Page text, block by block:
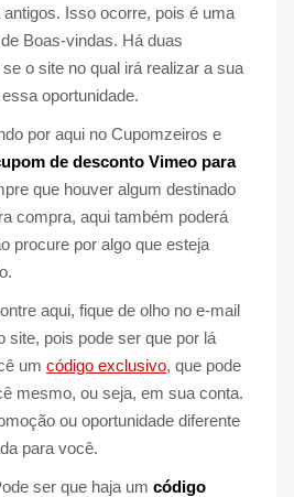
antigos. Isso ocorre, pois é uma
Boas-vindas. Há duas
o site no qual irá realizar a sua
oportunidade.
por aqui no Cupomzeiros e
de desconto Vimeo para
que houver algum destinado
compra, aqui também poderá
procure por algo que esteja
aqui, fique de olho no e-mail
site, pois pode ser que por lá
um código exclusivo, que pode
mesmo, ou seja, em sua conta.
ou oportunidade diferente
para você.
ser que haja um código